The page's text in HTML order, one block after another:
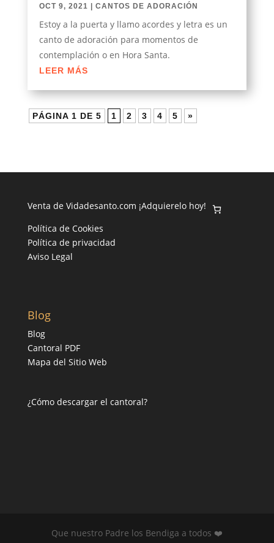
OCT 9, 2021 CANTOS DE ADORACIÓN
Estoy a la puerta y llamo acordes y letra es un
canto de adoración para momentos de
contemplación o en Hora Santa.
LEER MÁS
PÁGINA 1 DE 5 1 2 3 4 5 »
Venta de Vidadesanto.com ¡Adquierelo hoy!
Política de Cookies
Política de privacidad
Aviso Legal
Blog
Blog
Cantoral PDF
Mapa del Sitio Web
¿Cómo descargar el cantoral?
Que nuestro Padre los Bendiga a todos ❤️